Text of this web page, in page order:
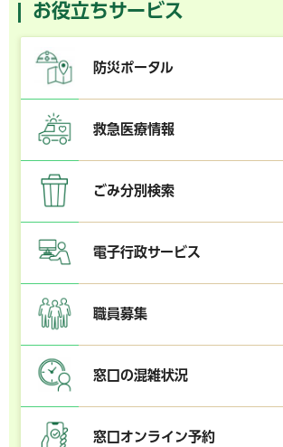
お役立ちサービス
防災ポータル
救急医療情報
ごみ分別検索
電子行政サービス
職員募集
窓口の混雑状況
窓口オンライン予約